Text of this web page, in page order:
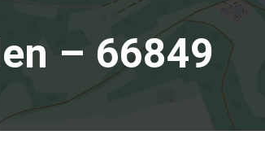
– 66849